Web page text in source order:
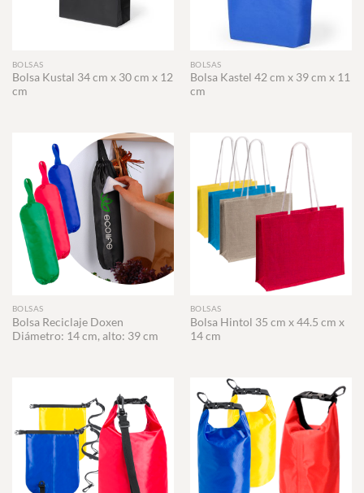
BOLSAS
Bolsa Kustal 34 cm x 30 cm x 12
cm
BOLSAS
Bolsa Kastel 42 cm x 39 cm x 11
cm
BOLSAS
Bolsa Reciclaje Doxen
Diámetro: 14 cm, alto: 39 cm
BOLSAS
Bolsa Hintol 35 cm x 44.5 cm x
14 cm